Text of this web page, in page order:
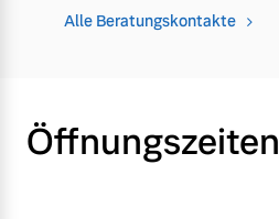
Alle Beratungskontakte
Öffnungszeiten